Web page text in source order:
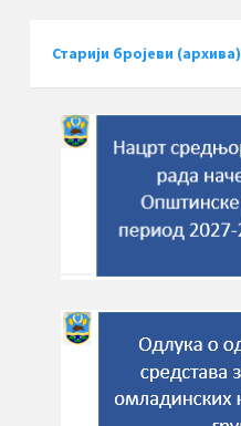
Старији бројеви (архива)